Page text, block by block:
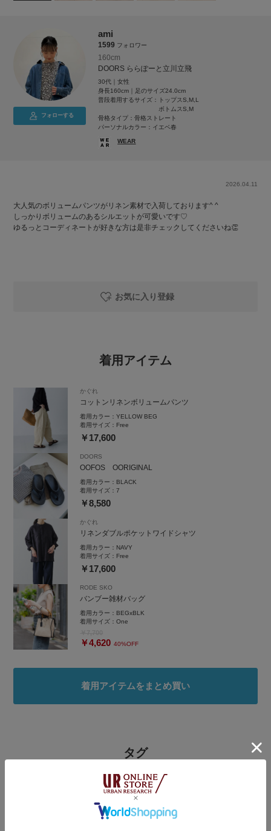
フォローする
ami
1599 フォロワー
160cm
DOORS ららぽーと立川立飛
30代｜女性
身長160cm｜足のサイズ24.0cm
普段着用するサイズ：
トップスS,M,L
ボトムスS,M
骨格タイプ：骨格ストレート
パーソナルカラー：イエベ春
WEAR
2026.04.11
大人気のボリュームパンツがリネン素材で入荷しております^ ^
しっかりボリュームのあるシルエットが可愛いです♡
ゆるっとコーディネートが好きな方は是非チェックしてくださいね👏
お気に入り登録
着用アイテム
かぐれ
コットンリネンボリュームパンツ
着用カラー：YELLOW BEG
着用サイズ： Free
￥17,600
DOORS
OOFOS OORIGINAL
着用カラー： BLACK
着用サイズ：7
￥8,580
かぐれ
リネンダブルポケットワイドシャツ
着用カラー： NAVY
着用サイズ： Free
￥17,600
RODE SKO
バンブー雑材バッグ
着用カラー： BEGxBLK
着用サイズ：One
￥4,620 40%OFF
着用アイテムをまとめ買い
タグ
#アーバンリサーチドアーズ #アーバンリサーチ
#かぐれ #かぐれコーデ